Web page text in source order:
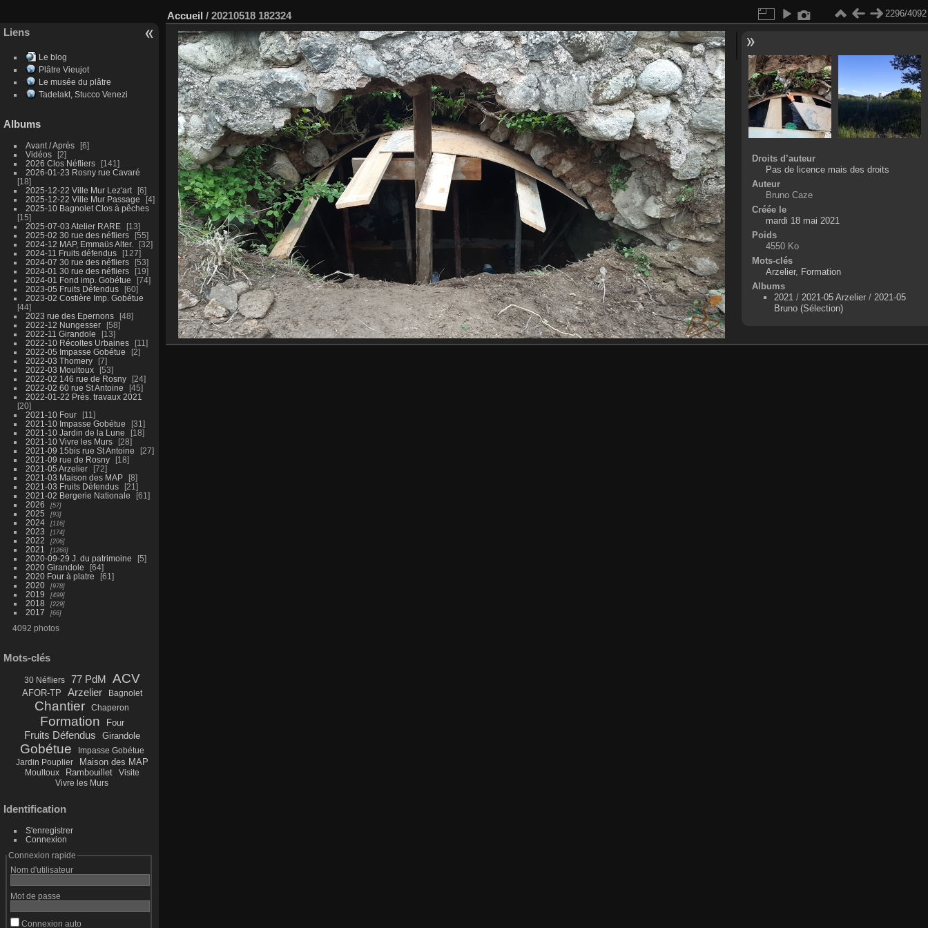
Liens
Le blog
Plâtre Vieujot
Le musée du plâtre
Tadelakt, Stucco Venezi
Albums
Avant / Après
6
Vidéos
2
2026 Clos Néfliers
141
2026-01-23 Rosny rue Cavaré
18
2025-12-22 Ville Mur Lez'art
6
2025-12-22 Ville Mur Passage
4
2025-10 Bagnolet Clos à pêches
15
2025-07-03 Atelier RARE
13
2025-02 30 rue des néfliers
55
2024-12 MAP, Emmaüs Alter.
32
2024-11 Fruits défendus
127
2024-07 30 rue des néfliers
53
2024-01 30 rue des néfliers
19
2024-01 Fond imp. Gobétue
74
2023-05 Fruits Défendus
60
2023-02 Costière Imp. Gobétue
44
2023 rue des Epernons
48
2022-12 Nungesser
58
2022-11 Girandole
13
2022-10 Récoltes Urbaines
11
2022-05 Impasse Gobétue
2
2022-03 Thomery
7
2022-03 Moultoux
53
2022-02 146 rue de Rosny
24
2022-02 60 rue St Antoine
45
2022-01-22 Prés. travaux 2021
20
2021-10 Four
11
2021-10 Impasse Gobétue
31
2021-10 Jardin de la Lune
18
2021-10 Vivre les Murs
28
2021-09 15bis rue St Antoine
27
2021-09 rue de Rosny
18
2021-05 Arzelier
72
2021-03 Maison des MAP
8
2021-03 Fruits Défendus
21
2021-02 Bergerie Nationale
61
2026
57
2025 93
2024 116
2023 174
2022 206
2021 1268
2020-09-29 J. du patrimoine
5
2020 Girandole
64
2020 Four à platre
61
2020
978
2019 499
2018 229
2017 66
4092 photos
Mots-clés
30 Néfliers 77 PdM ACV
AFOR-TP Arzelier Bagnolet
Chantier Chaperon
Formation Four
Fruits Défendus Girandole
Gobétue
Impasse Gobétue
Jardin Pouplier
Maison des MAP
Moultoux Rambouillet
Visite
Vivre les Murs
Identification
S'enregistrer
Connexion
Connexion rapide
Nom d'utilisateur
Mot de passe
Connexion auto
Accueil / 20210518 182324 2296/4092
Droits d’auteur
Pas de licence mais des droits
Auteur
Bruno Caze
Créée le
mardi 18 mai 2021
Poids
4550 Ko
Mots-clés
Arzelier, Formation
Albums
2021 /2021-05 Arzelier /2021-05
Bruno (Sélection)